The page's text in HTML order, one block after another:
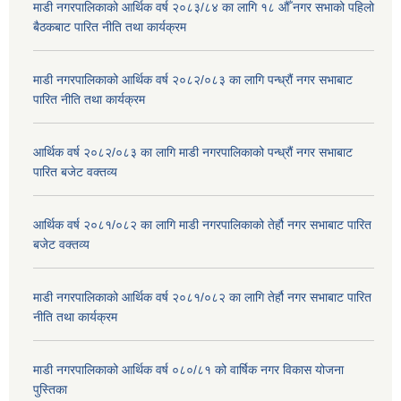
माडी नगरपालिकाको आर्थिक वर्ष २०८३/८४ का लागि १८ औँ नगर सभाको पहिलो
बैठकबाट पारित नीति तथा कार्यक्रम
माडी नगरपालिकाको आर्थिक वर्ष २०८२/०८३ का लागि पन्ध्रौं नगर सभाबाट
पारित नीति तथा कार्यक्रम
आर्थिक वर्ष २०८२/०८३ का लागि माडी नगरपालिकाको पन्ध्रौं नगर सभाबाट
पारित बजेट वक्तव्य
आर्थिक वर्ष २०८१/०८२ का लागि माडी नगरपालिकाको तेर्हौ नगर सभाबाट पारित
बजेट वक्तव्य
माडी नगरपालिकाको आर्थिक वर्ष २०८१/०८२ का लागि तेर्हौ नगर सभाबाट पारित
नीति तथा कार्यक्रम
माडी नगरपालिकाको आर्थिक वर्ष ०८०/८१ को वार्षिक नगर विकास योजना
पुस्तिका